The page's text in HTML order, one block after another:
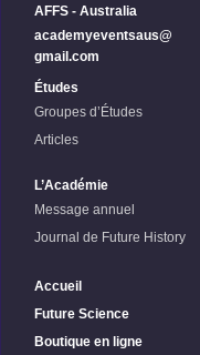
AFFS - Australia
academyeventsaus@
gmail.com
Études
Groupes d’Études
Articles
L’Académie
Message annuel
Journal de Future History
Accueil
Future Science
Boutique en ligne